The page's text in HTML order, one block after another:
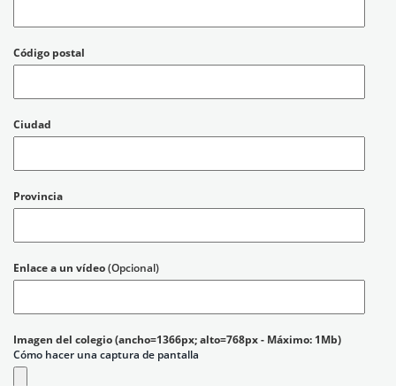
Código postal
Ciudad
Provincia
Enlace a un vídeo(Opcional)
Imagen del colegio (ancho=1366px; alto=768px - Máximo: 1Mb)
Cómo hacer una captura de pantalla